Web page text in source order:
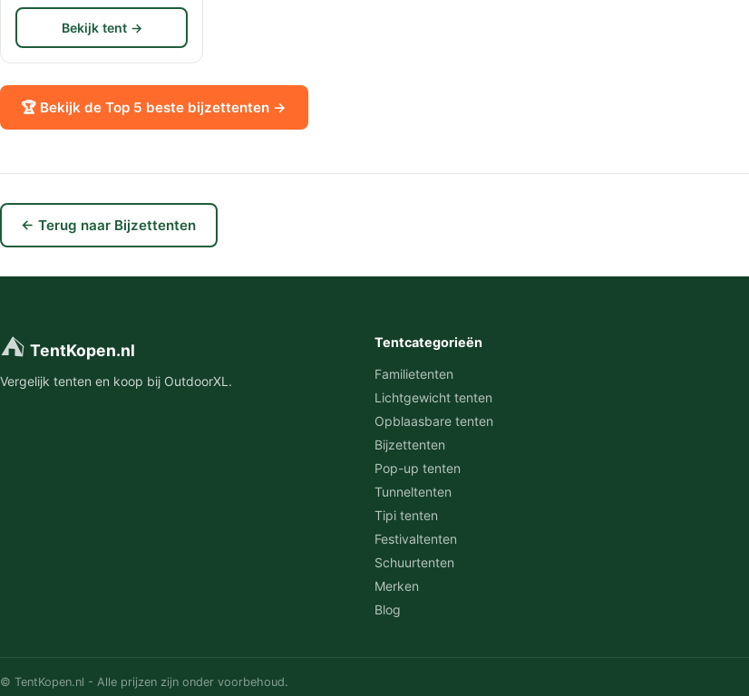
Bekijk tent →
🏆 Bekijk de Top 5 beste bijzettenten →
← Terug naar Bijzettenten
⛺ TentKopen.nl
Vergelijk tenten en koop bij OutdoorXL.
Tentcategorieën
Familietenten
Lichtgewicht tenten
Opblaasbare tenten
Bijzettenten
Pop-up tenten
Tunneltenten
Tipi tenten
Festivaltenten
Schuurtenten
Merken
Blog
© TentKopen.nl - Alle prijzen zijn onder voorbehoud.